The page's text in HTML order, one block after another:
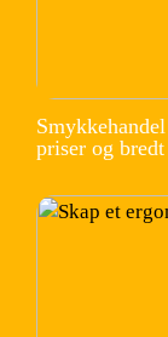
priser og